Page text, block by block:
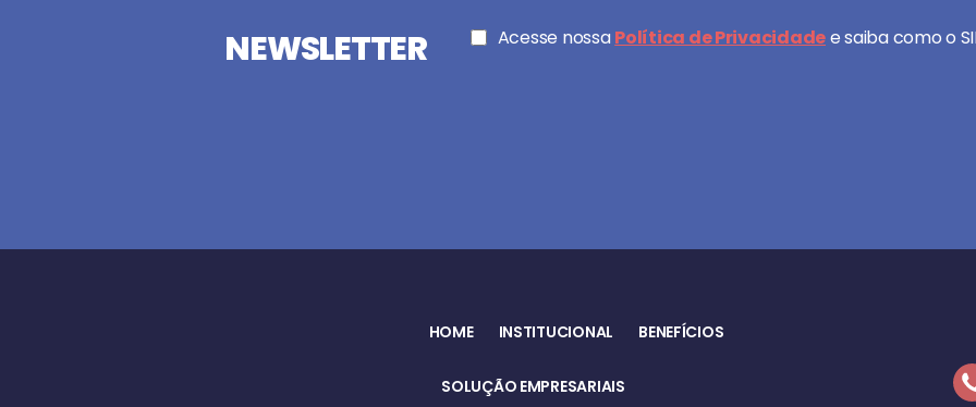
NEWSLETTER Acesse nossaPolítica de Privacidadee saiba como o
HOME INSTITUCIONAL BENEFÍCIOS
SOLUÇÃO EMPRESARIAIS